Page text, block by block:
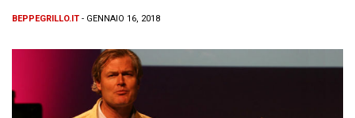
BEPPEGRILLO.IT - GENNAIO 16, 2018